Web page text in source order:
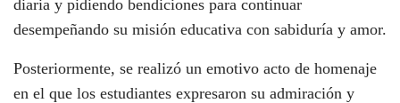
diaria y pidiendo bendiciones para continuar
desempeñando su misión educativa con sabiduría y amor.
Posteriormente, se realizó un emotivo acto de homenaje
en el que los estudiantes expresaron su admiración y